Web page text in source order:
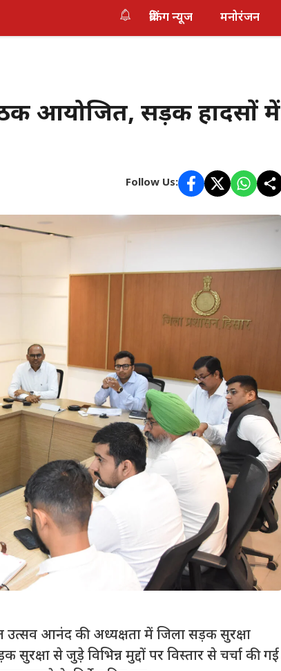
ब्रेकिंग न्यूज मनोरंजन
आयोजित, सड़क हादसों में
Follow Us:
उत्सव आनंद की अध्यक्षता में जिला सड़क सुरक्षा
से जुड़े विभिन्न मुद्दों पर विस्तार से चर्चा की गई